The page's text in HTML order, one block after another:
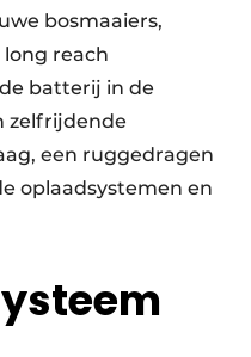
bosmaaiers,
reach
batterij in de
zelfrijdende
een ruggedragen
oplaadsystemen en